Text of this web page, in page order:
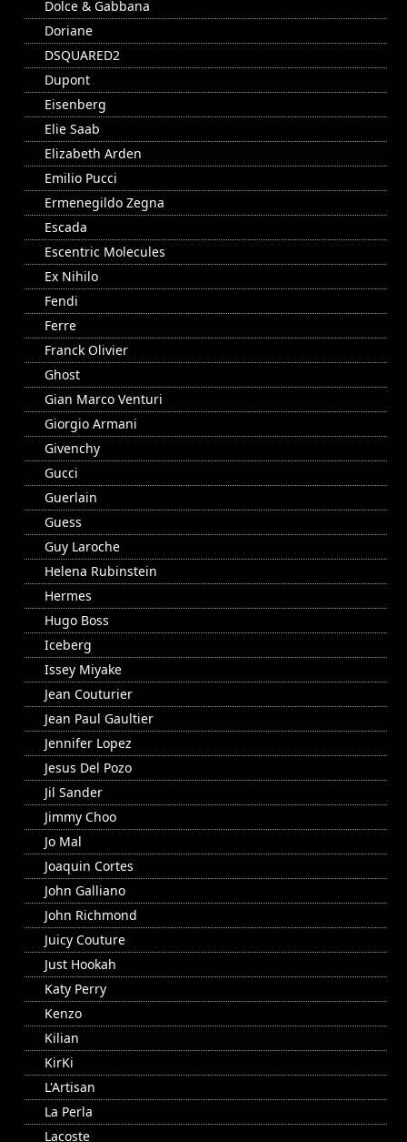
Dolce & Gabbana
Doriane
DSQUARED2
Dupont
Eisenberg
Elie Saab
Elizabeth Arden
Emilio Pucci
Ermenegildo Zegna
Escada
Escentric Molecules
Ex Nihilo
Fendi
Ferre
Franck Olivier
Ghost
Gian Marco Venturi
Giorgio Armani
Givenchy
Gucci
Guerlain
Guess
Guy Laroche
Helena Rubinstein
Hermes
Hugo Boss
Iceberg
Issey Miyake
Jean Couturier
Jean Paul Gaultier
Jennifer Lopez
Jesus Del Pozo
Jil Sander
Jimmy Choo
Jo Mal
Joaquin Cortes
John Galliano
John Richmond
Juicy Couture
Just Hookah
Katy Perry
Kenzo
Kilian
KirKi
L'Artisan
La Perla
Lacoste